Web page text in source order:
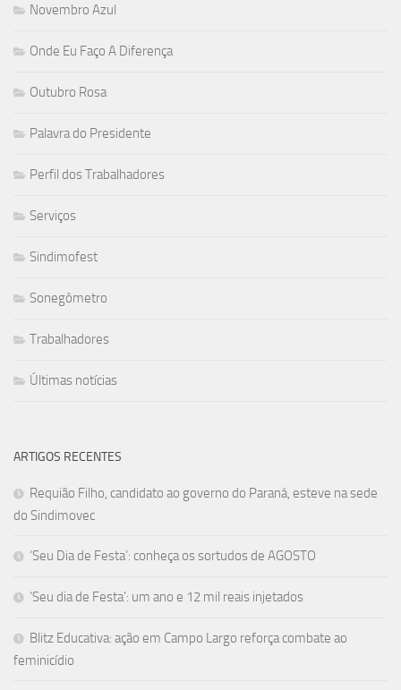
Novembro Azul
Onde Eu Faço A Diferença
Outubro Rosa
Palavra do Presidente
Perfil dos Trabalhadores
Serviços
Sindimofest
Sonegômetro
Trabalhadores
Últimas notícias
ARTIGOS RECENTES
Requião Filho, candidato ao governo do Paraná, esteve na sede
do Sindimovec
‘Seu Dia de Festa’: conheça os sortudos de AGOSTO
‘Seu dia de Festa’: um ano e 12 mil reais injetados
Blitz Educativa: ação em Campo Largo reforça combate ao
feminicídio